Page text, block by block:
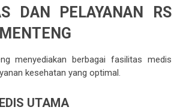
DAN PELAYANAN RS
menyediakan berbagai fasilitas medis
kesehatan yang optimal.
UTAMA